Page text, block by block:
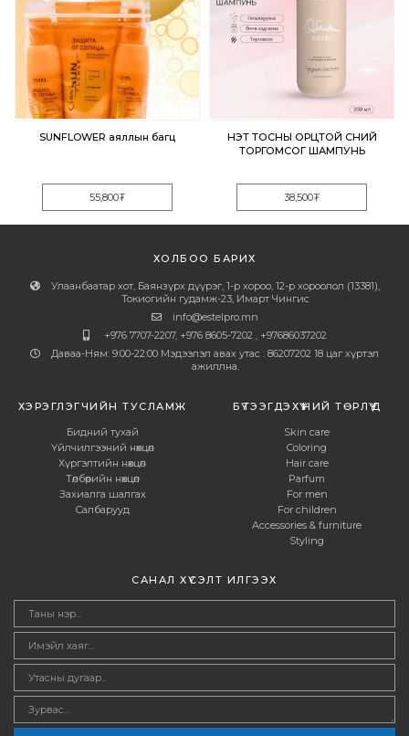
SUNFLOWER аяллын багц
55,800₮
ҮНЭТ ТОСНЫ ОРЦТОЙ ҮСНИЙ
ТОРГОМСОГ ШАМПУНЬ
38,500₮
ХОЛБОО БАРИХ
Улаанбаатар хот, Баянзүрх дүүрэг, 1-р хороо, 12-р хороолол (13381),
Токиогийн гудамж-23, Имарт Чингис
info@estelpro.mn
+976 7707-2207, +976 8605-7202 , +97686037202
Даваа-Ням: 9:00-22:00 Мэдээлэл авах утас : 86207202 18 цаг хүртэл
ажиллна.
ХЭРЭГЛЭГЧИЙН ТУСЛАМЖ
Бидний тухай
Үйлчилгээний нөхцөл
Хүргэлтийн нөхцөл
Төлбөрийн нөхцөл
Захиалга шалгах
Салбарууд
БҮТЭЭГДЭХҮҮНИЙ ТӨРЛҮҮД
Skin care
Coloring
Hair care
Parfum
For men
For children
Accessories & furniture
Styling
САНАЛ ХҮСЭЛТ ИЛГЭЭХ